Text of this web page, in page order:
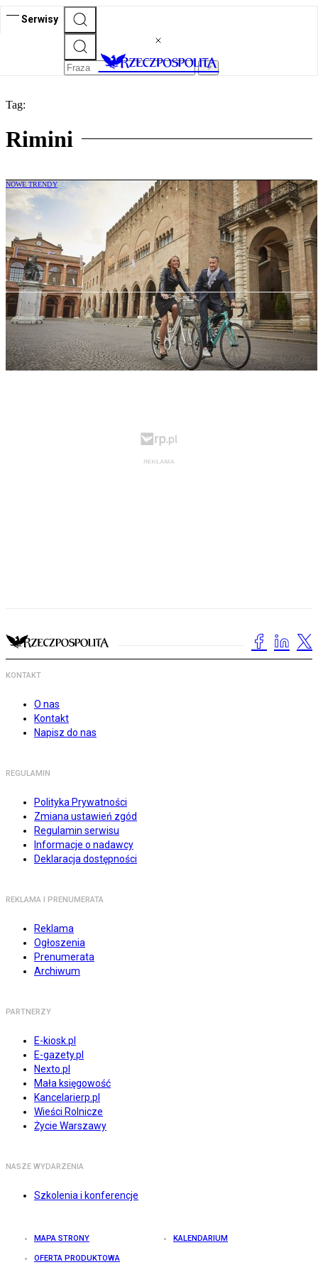
Serwisy
Tag:
Rimini
NOWE TRENDY
Więcej Polaków w Emilii-Romanii. „Z
włoskich regionów ten najmocniej wierzy
w polski rynek”
KONTAKT
O nas
Kontakt
Napisz do nas
REGULAMIN
Polityka Prywatności
Zmiana ustawień zgód
Regulamin serwisu
Informacje o nadawcy
Deklaracja dostępności
REKLAMA I PRENUMERATA
Reklama
Ogłoszenia
Prenumerata
Archiwum
PARTNERZY
E-kiosk.pl
E-gazety.pl
Nexto.pl
Mała księgowość
Kancelarierp.pl
Wieści Rolnicze
Życie Warszawy
NASZE WYDARZENIA
Szkolenia i konferencje
MAPA STRONY KALENDARIUM
OFERTA PRODUKTOWA